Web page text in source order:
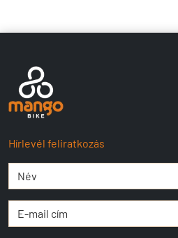
Hírlevél feliratkozás